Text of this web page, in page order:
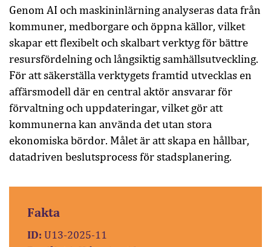
Genom AI och maskininlärning analyseras data från
kommuner, medborgare och öppna källor, vilket
skapar ett flexibelt och skalbart verktyg för bättre
resursfördelning och långsiktig samhällsutveckling.
För att säkerställa verktygets framtid utvecklas en
affärsmodell där en central aktör ansvarar för
förvaltning och uppdateringar, vilket gör att
kommunerna kan använda det utan stora
ekonomiska bördor. Målet är att skapa en hållbar,
datadriven beslutsprocess för stadsplanering.
Fakta
ID: U13-2025-11